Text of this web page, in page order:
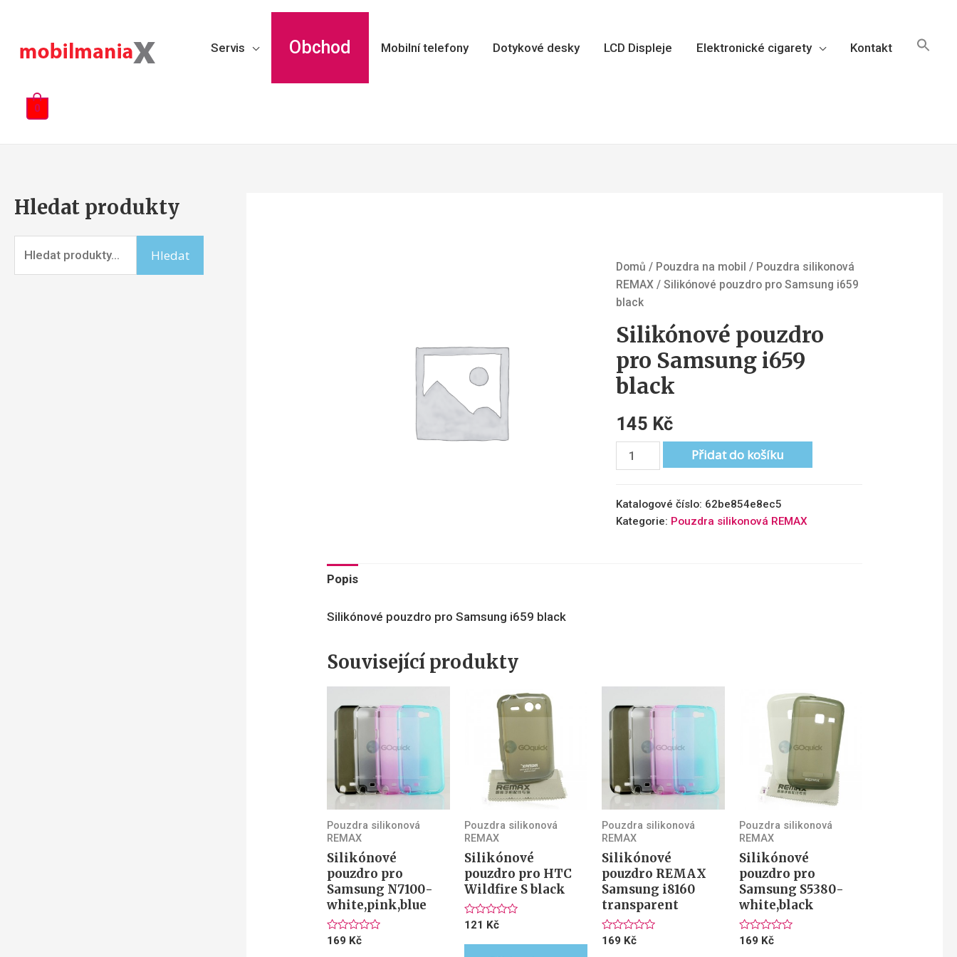
Servis Obchod Mobilní telefony Dotykové desky LCD Displeje Elektronické cigarety Kontakt
0
Hledat produkty
Hledat
Domů / Pouzdra na mobil / Pouzdra silikonová
REMAX / Silikónové pouzdro pro Samsung i659
black
Silikónové pouzdro
pro Samsung i659
black
145 Kč
Přidat do košíku
Katalogové číslo: 62be854e8ec5
Kategorie: Pouzdra silikonová REMAX
Popis
Silikónové pouzdro pro Samsung i659 black
Související produkty
Pouzdra silikonová
REMAX
Silikónové
pouzdro pro
Samsung N7100-
white,pink,blue
Hodnocení
169 Kč
Pouzdra silikonová
REMAX
Silikónové
pouzdro pro HTC
Wildfire S black
Hodnocení
z
121 Kč
Pouzdra silikonová
REMAX
Silikónové
pouzdro REMAX
Samsung i8160
transparent
Hodnocení
169 Kč
Pouzdra silikonová
REMAX
Silikónové
pouzdro pro
Samsung S5380-
white,black
Hodnocení
169 Kč